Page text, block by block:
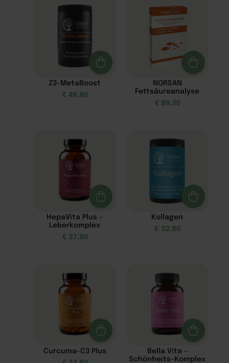
Z3-MetaBoost
€ 49,80
NORSAN
Fettsäureanalyse
€ 89,00
HepaVita Plus –
Leberkomplex
€ 37,80
Kollagen
€ 32,80
Curcuma-C3 Plus
Bella Vita –
Schönheits-Komplex